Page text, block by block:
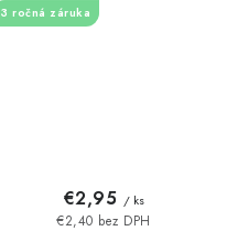
3 ročná záruka
€2,40 bez DPH
€2,95 / ks